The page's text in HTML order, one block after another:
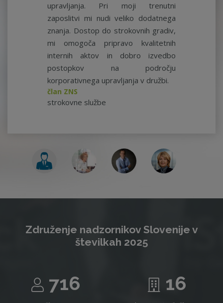
upravljanja. Pri moji trenutni
zaposlitvi mi nudi veliko dodatnega
znanja. Dostop do strokovnih gradiv,
mi omogoča pripravo kvalitetnih
internih aktov in dobro izvedbo
postopkov na področju
korporativnega upravljanja v družbi.
član ZNS
strokovne službe
Združenje nadzornikov Slovenije v
številkah 2025
716 16